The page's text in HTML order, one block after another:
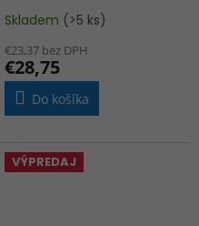
Skladem (>5 ks)
€23,37 bez DPH
€28,75
Do košíka
VÝPREDAJ